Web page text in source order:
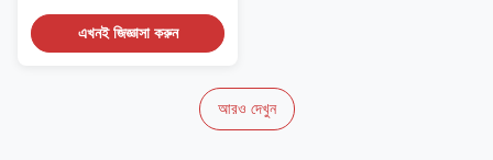
Automatic Plastic...
এখনই জিজ্ঞাসা করুন
আরও দেখুন